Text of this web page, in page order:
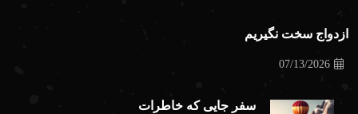
ازدواج سخت نگیریم
07/13/2026
سفر جایی که خاطرات